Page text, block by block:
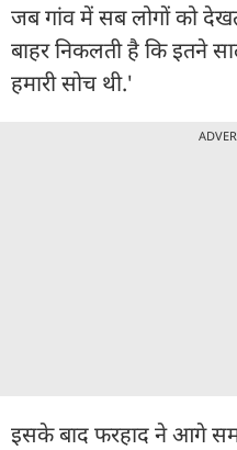
जब गांव में सब लोगों को
बाहर निकलती है कि इतने
हमारी सोच थी.'
इसके बाद फरहाद ने आगे